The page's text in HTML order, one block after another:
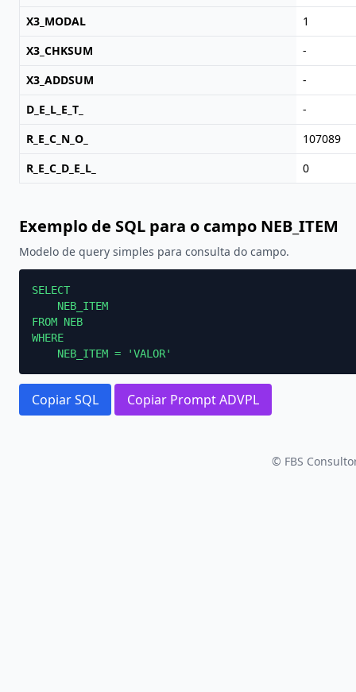
X3_MODAL
1
X3_CHKSUM
-
X3_ADDSUM
-
D_E_L_E_T_
-
R_E_C_N_O_
107089
R_E_C_D_E_L_
0
Exemplo de SQL para o campo NEB_ITEM
Modelo de query simples para consulta do campo.
SELECT
    NEB_ITEM
FROM NEB
WHERE
    NEB_ITEM = 'VALOR'
Copiar SQL Copiar Prompt ADVPL
© FBS